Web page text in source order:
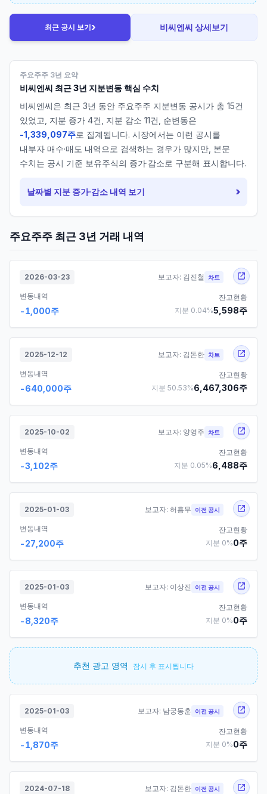
최근 공시 보기› 비씨엔씨 상세보기
주요주주 3년 요약
비씨엔씨 최근 3년 지분변동 핵심 수치
비씨엔씨은 최근 3년 동안 주요주주 지분변동 공시가 총 15건
있었고, 지분 증가 4건, 지분 감소 11건, 순변동은
-1,339,097주로 집계됩니다. 시장에서는 이런 공시를
내부자 매수·매도 내역으로 검색하는 경우가 많지만, 본문
수치는 공시 기준 보유주식의 증가·감소로 구분해 표시합니다.
날짜별 지분 증가·감소 내역 보기 ›
주요주주 최근 3년 거래 내역
2026-03-23 보고자: 김진철 차트
변동내역
-1,000주
잔고현황
지분 0.04%5,598주
2025-12-12 보고자: 김돈한 차트
변동내역
-640,000주
잔고현황
지분 50.53%6,467,306주
2025-10-02 보고자: 양영주 차트
변동내역
-3,102주
잔고현황
지분 0.05%6,488주
2025-01-03 보고자: 허흥무 이전 공시
변동내역
-27,200주
잔고현황
지분 0%0주
2025-01-03 보고자: 이상진 이전 공시
변동내역
-8,320주
잔고현황
지분 0%0주
추천 광고 영역 잠시 후 표시됩니다
2025-01-03 보고자: 남궁동훈 이전 공시
변동내역
-1,870주
잔고현황
지분 0%0주
2024-07-18 보고자: 김돈한 이전 공시